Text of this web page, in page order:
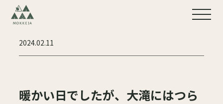
2024.02.11
暖かい日でしたが、大滝にはつら